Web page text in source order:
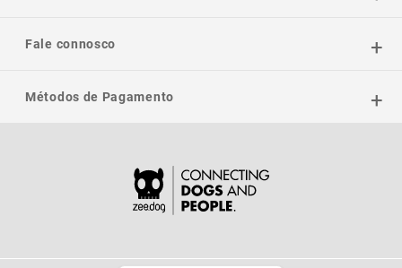
Fale connosco
Métodos de Pagamento